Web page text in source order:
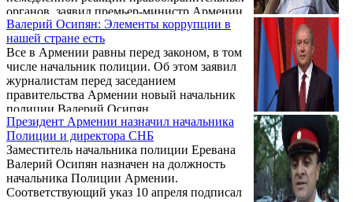
органов, заявил премьер-министр Армении
Никол Пашинян, представляя нового главу
Полиции Валерия Осипяна сотрудникам.
Валерий Осипян: Элементы коррупции в
нашей стране есть
Все в Армении равны перед законом, в том
числе начальник полиции. Об этом заявил
журналистам перед заседанием
правительства Армении новый начальник
полиции Валерий Осипян.
Президент Армении назначил начальника
Полиции и директора СНБ
Заместитель начальника полиции Еревана
Валерий Осипян назначен на должность
начальника Полиции Армении.
Соответствующий указ 10 апреля подписал